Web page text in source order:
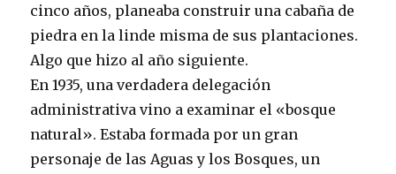
cinco años, planeaba construir una cabaña de
piedra en la linde misma de sus plantaciones.
Algo que hizo al año siguiente.
En 1935, una verdadera delegación
administrativa vino a examinar el «bosque
natural». Estaba formada por un gran
personaje de las Aguas y los Bosques, un